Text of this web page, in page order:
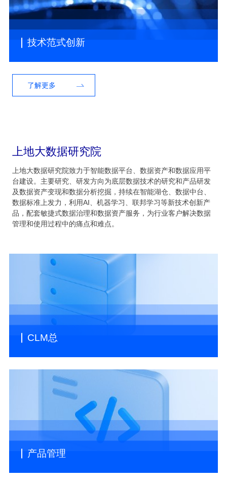
技术范式创新
了解更多
上地大数据研究院
上地大数据研究院致力于智能数据平台、数据资产和数据应用平
台建设。主要研究、研发方向为底层数据技术的研究和产品研发
及数据资产变现和数据分析挖掘，持续在智能湖仓、数据中台、
数据标准上发力，利用AI、机器学习、联邦学习等新技术创新产
品，配套敏捷式数据治理和数据资产服务，为行业客户解决数据
管理和使用过程中的痛点和难点。
CLM总
产品管理